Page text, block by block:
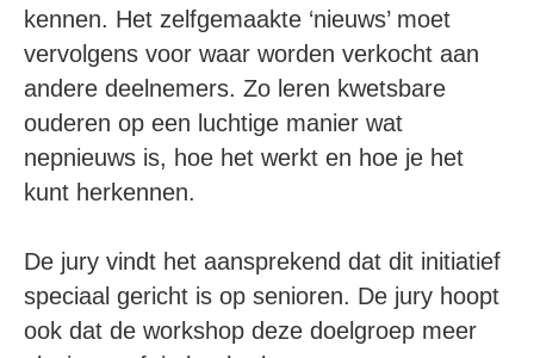
kennen. Het zelfgemaakte ‘nieuws’ moet
vervolgens voor waar worden verkocht aan
andere deelnemers. Zo leren kwetsbare
ouderen op een luchtige manier wat
nepnieuws is, hoe het werkt en hoe je het
kunt herkennen.
De jury vindt het aansprekend dat dit initiatief
speciaal gericht is op senioren. De jury hoopt
ook dat de workshop deze doelgroep meer